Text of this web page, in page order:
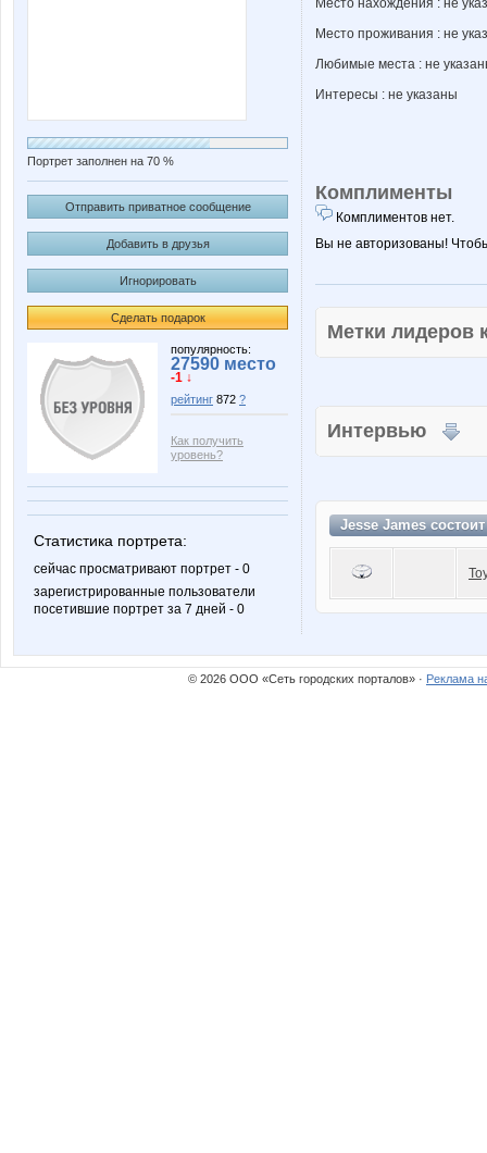
Портрет заполнен на 70 %
Отправить приватное сообщение
Добавить в друзья
Игнорировать
Сделать подарок
популярность:
27590 место
-1 ↓
рейтинг 872 ?
Как получить
уровень?
Статистика портрета:
сейчас просматривают портрет - 0
зарегистрированные пользователи
посетившие портрет за 7 дней - 0
Место нахождения : не
Место проживания : не
Любимые места : не
Интересы : не указаны
Комплименты
Комплиментов нет.
Вы не авторизованы!
Метки
Интервью
Jesse James
© 2026 ООО «Сеть городских порталов» · Реклама